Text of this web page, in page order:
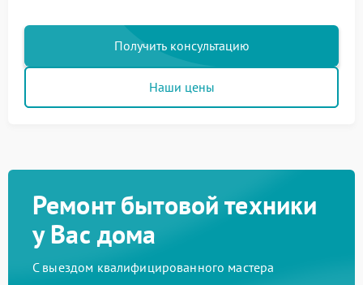
Получить консультацию
Наши цены
Ремонт бытовой техники
у Вас дома
С выездом квалифицированного мастера